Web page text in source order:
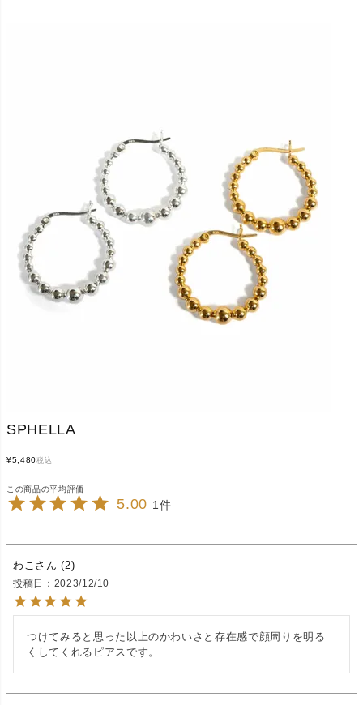
SPHELLA
¥5,480税込
5.00 1
わこ 2
投稿日 2023/12/10
つけてみると思った以上のかわいさと存在感で顔周りを明る
くしてくれるピアスです。